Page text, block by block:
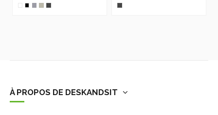
À PROPOS DE DESKANDSIT